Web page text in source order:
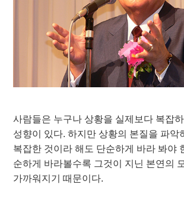
사람들은 누구나 상황을 실제보다 복잡
성향이 있다. 하지만 상황의 본질을 파악
복잡한 것이라 해도 단순하게 바라 봐야
순하게 바라볼수록 그것이 지닌 본연의
가까워지기 때문이다.